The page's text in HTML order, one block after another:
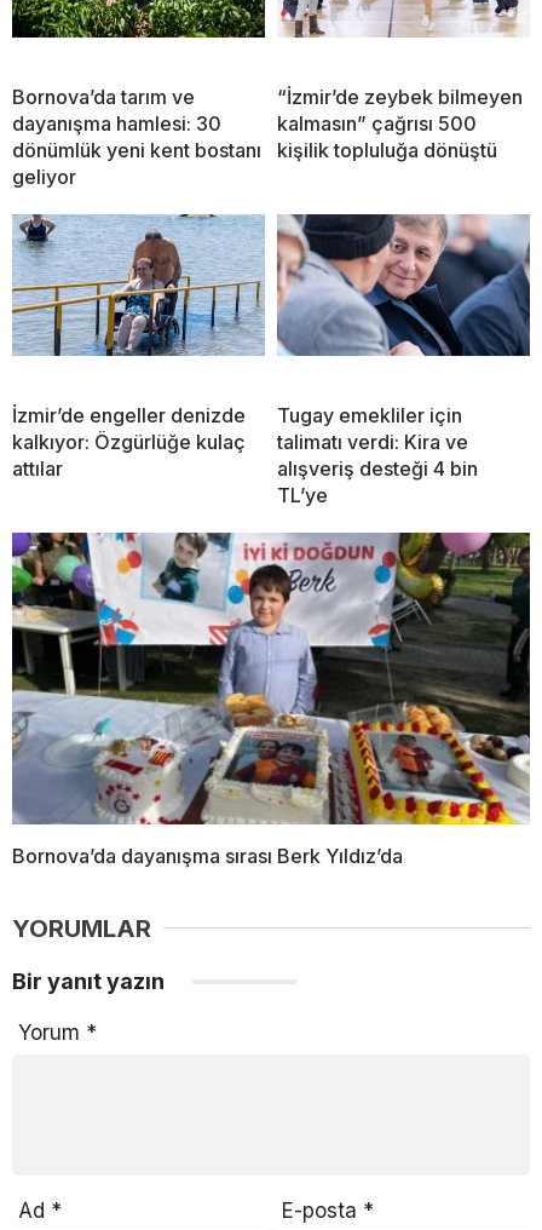
Bornova’da tarım ve
dayanışma hamlesi: 30
dönümlük yeni kent bostanı
geliyor
“İzmir’de zeybek bilmeyen
kalmasın” çağrısı 500
kişilik topluluğa dönüştü
İzmir’de engeller denizde
kalkıyor: Özgürlüğe kulaç
attılar
Tugay emekliler için
talimatı verdi: Kira ve
alışveriş desteği 4 bin
TL’ye
Bornova’da dayanışma sırası Berk Yıldız’da
YORUMLAR
Bir yanıt yazın
Yorum *
Ad * E-posta *